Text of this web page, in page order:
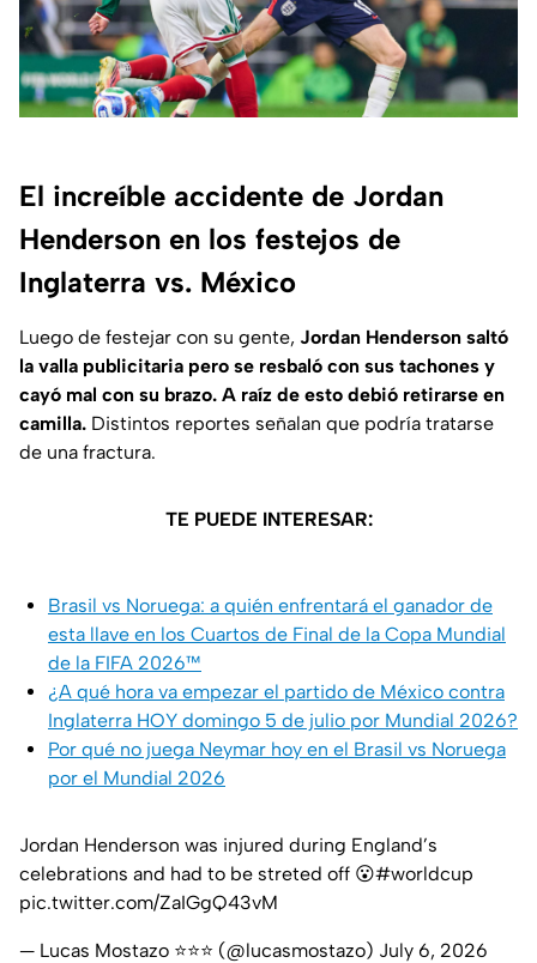
El increíble accidente de Jordan
Henderson en los festejos de
Inglaterra vs. México
Luego de festejar con su gente, Jordan Henderson saltó
la valla publicitaria pero se resbaló con sus tachones y
cayó mal con su brazo. A raíz de esto debió retirarse en
camilla. Distintos reportes señalan que podría tratarse
de una fractura.
TE PUEDE INTERESAR:
Brasil vs Noruega: a quién enfrentará el ganador de
esta llave en los Cuartos de Final de la Copa Mundial
de la FIFA 2026™
¿A qué hora va empezar el partido de México contra
Inglaterra HOY domingo 5 de julio por Mundial 2026?
Por qué no juega Neymar hoy en el Brasil vs Noruega
por el Mundial 2026
Jordan Henderson was injured during England’s
celebrations and had to be streted off 😮#worldcup
pic.twitter.com/ZaIGgQ43vM
— Lucas Mostazo ⭐️⭐️⭐️ (@lucasmostazo) July 6, 2026